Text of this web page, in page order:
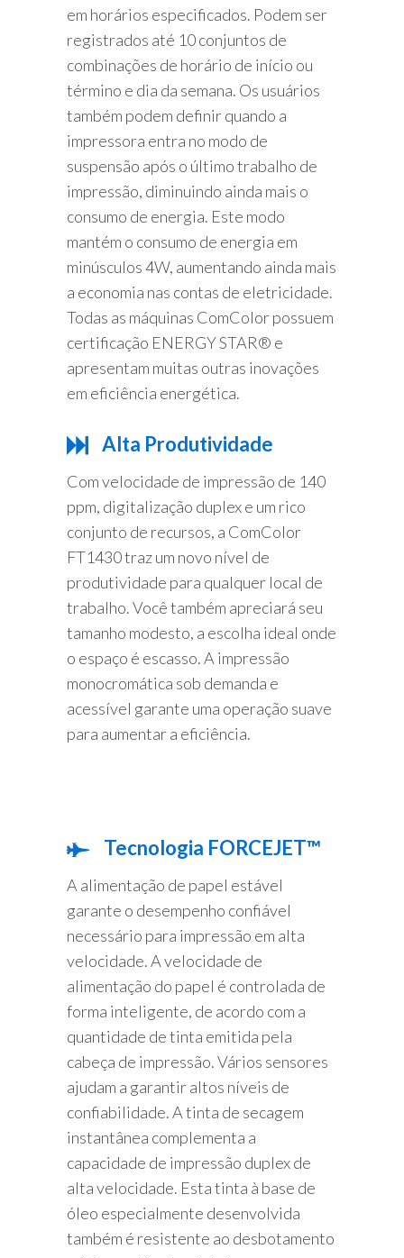
em horários especificados. Podem ser
registrados até 10 conjuntos de
combinações de horário de início ou
término e dia da semana. Os usuários
também podem definir quando a
impressora entra no modo de
suspensão após o último trabalho de
impressão, diminuindo ainda mais o
consumo de energia. Este modo
mantém o consumo de energia em
minúsculos 4W, aumentando ainda mais
a economia nas contas de eletricidade.
Todas as máquinas ComColor possuem
certificação ENERGY STAR® e
apresentam muitas outras inovações
em eficiência energética.
Alta Produtividade
Com velocidade de impressão de 140
ppm, digitalização duplex e um rico
conjunto de recursos, a ComColor
FT1430 traz um novo nível de
produtividade para qualquer local de
trabalho. Você também apreciará seu
tamanho modesto, a escolha ideal onde
o espaço é escasso. A impressão
monocromática sob demanda e
acessível garante uma operação suave
para aumentar a eficiência.
Tecnologia FORCEJET™
A alimentação de papel estável
garante o desempenho confiável
necessário para impressão em alta
velocidade. A velocidade de
alimentação do papel é controlada de
forma inteligente, de acordo com a
quantidade de tinta emitida pela
cabeça de impressão. Vários sensores
ajudam a garantir altos níveis de
confiabilidade. A tinta de secagem
instantânea complementa a
capacidade de impressão duplex de
alta velocidade. Esta tinta à base de
óleo especialmente desenvolvida
também é resistente ao desbotamento